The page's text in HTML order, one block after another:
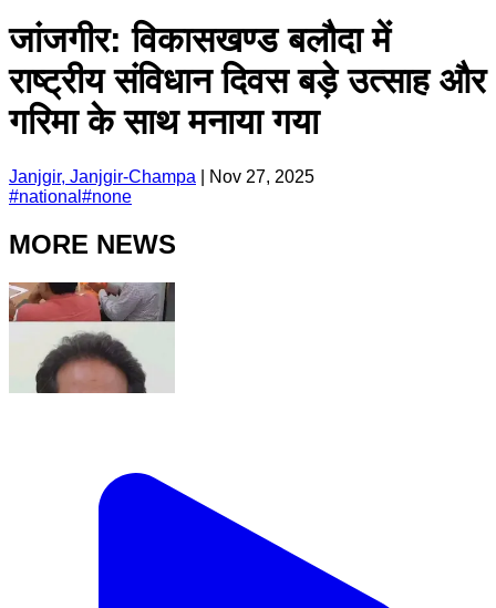
जांजगीर: विकासखण्ड बलौदा में
राष्ट्रीय संविधान दिवस बड़े उत्साह और
गरिमा के साथ मनाया गया
Janjgir, Janjgir-Champa
Nov 27, 2025
#national #none
MORE NEWS